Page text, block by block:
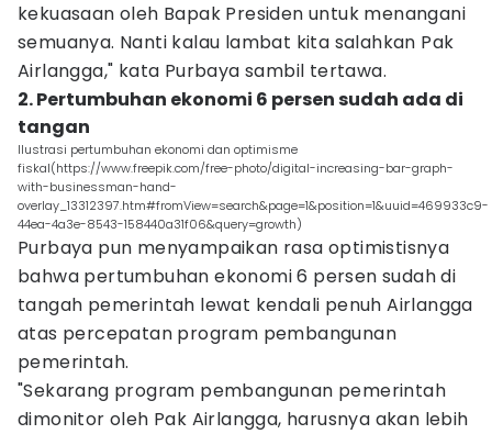
kekuasaan oleh Bapak Presiden untuk menangani
semuanya. Nanti kalau lambat kita salahkan Pak
Airlangga," kata Purbaya sambil tertawa.
2. Pertumbuhan ekonomi 6 persen sudah ada di
tangan
Ilustrasi pertumbuhan ekonomi dan optimisme
fiskal(https://www.freepik.com/free-photo/digital-increasing-bar-graph-
with-businessman-hand-
overlay_13312397.htm#fromView=search&page=1&position=1&uuid=469933c9-
44ea-4a3e-8543-158440a31f06&query=growth)
Purbaya pun menyampaikan rasa optimistisnya
bahwa pertumbuhan ekonomi 6 persen sudah di
tangah pemerintah lewat kendali penuh Airlangga
atas percepatan program pembangunan
pemerintah.
"Sekarang program pembangunan pemerintah
dimonitor oleh Pak Airlangga, harusnya akan lebih